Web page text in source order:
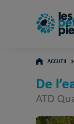
ACCUEIL
De
ATD